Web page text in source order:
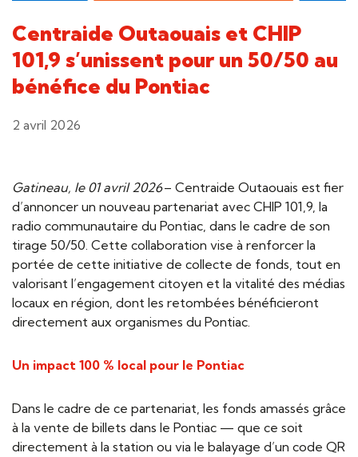
Centraide Outaouais et CHIP
101,9 s’unissent pour un 50/50 au
bénéfice du Pontiac
2 avril 2026
Gatineau, le 01 avril 2026– Centraide Outaouais est fier
d’annoncer un nouveau partenariat avec CHIP 101,9, la
radio communautaire du Pontiac, dans le cadre de son
tirage 50/50. Cette collaboration vise à renforcer la
portée de cette initiative de collecte de fonds, tout en
valorisant l’engagement citoyen et la vitalité des médias
locaux en région, dont les retombées bénéficieront
directement aux organismes du Pontiac.
Un impact 100 % local pour le Pontiac
Dans le cadre de ce partenariat, les fonds amassés grâce
à la vente de billets dans le Pontiac — que ce soit
directement à la station ou via le balayage d’un code QR